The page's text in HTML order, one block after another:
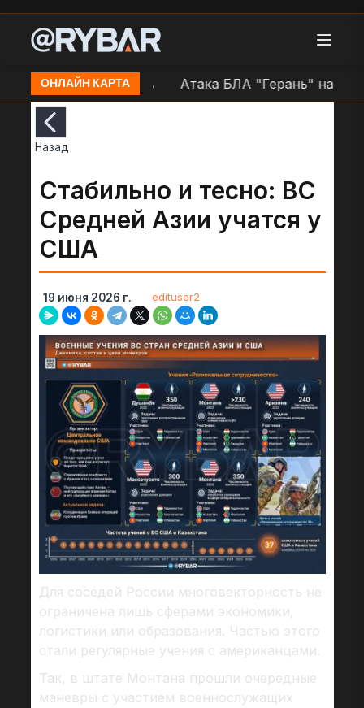
ОНЛАЙН КАРТА
н.п. Очаков Атака БЛА "Герань" на
Назад
Стабильно и тесно: ВС
Средней Азии учатся у
США
19 июня 2026 г. edituser2
Для соседей России многовекторность не
ограничена лишь сферами экономики,
логистики или образования. Частью этого
стали регулярные учения с американцами.
Так, в штате Монтана прошли очередные
маневры с участием военнослужащих